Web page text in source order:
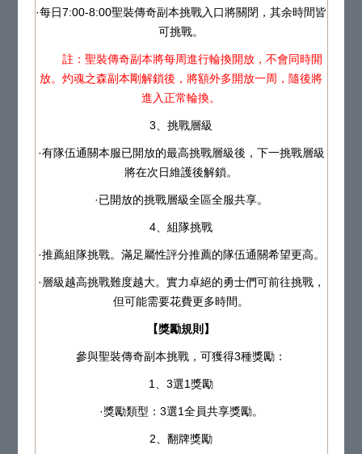
·每日7:00-8:00聖裝傳奇副本挑戰入口將關閉，其余時間皆
可挑戰。
註：聖裝傳奇副本將每周進行輪換開放，不會同時開
放。灼魂之森副本剛解鎖後，將額外多開放一周，隨後將
進入正常輪換。
3、挑戰層級
·有隊伍通關本服已開放的最高挑戰層級後，下一挑戰層級
將在次日維護後解鎖。
·已開放的挑戰層級全區全服共享。
4、組隊挑戰
·推薦組隊挑戰。滿足屬性評分推薦的隊伍通關希望更高。
·層級越高挑戰難度越大。實力卓絕的勇士們可前往挑戰，
但可能需要花費更多時間。
【獎勵規則】
參與聖裝傳奇副本挑戰，可獲得3種獎勵：
1、3選1獎勵
·獎勵類型：3選1全員共享獎勵。
2、翻牌獎勵